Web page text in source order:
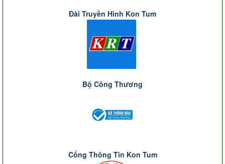
Đài Truyền Hình Kon Tum
Bộ Công Thương
Cổng Thông Tin Kon Tum